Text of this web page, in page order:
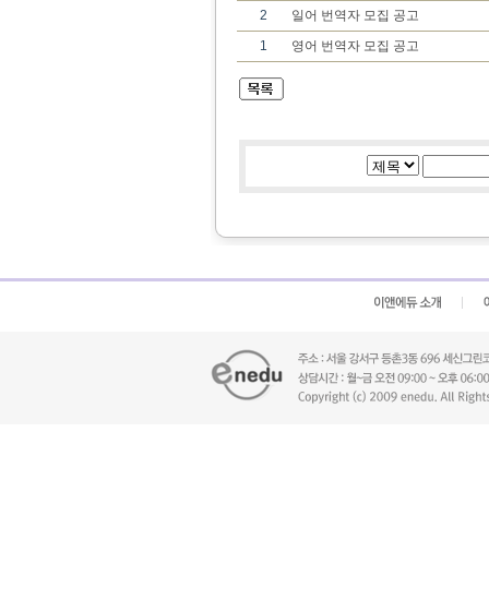
2
일어 번역자 모집 공고
1
영어 번역자 모집 공고